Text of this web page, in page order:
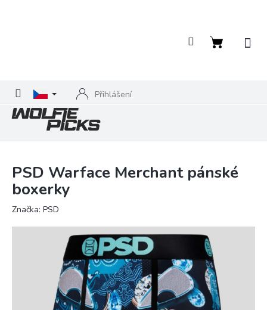
Přihlášení
Nákupní
PSD Warface Merchant pánské
boxerky
Značka: PSD